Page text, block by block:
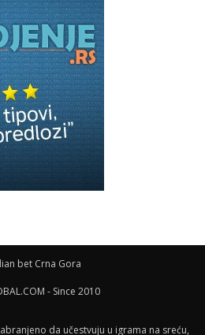
bet Crna Gora
- Since 2010
da učestvuju u igrama na sreću,